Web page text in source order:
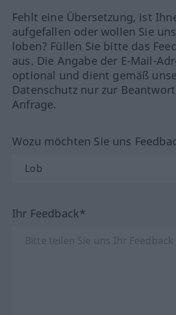
Fehlt eine Übersetzung, ist
aufgefallen oder wollen Sie
loben? Füllen Sie bitte das
aus. Die Angabe der E-Mail-
optional und dient gemäß
Datenschutz nur zur
Anfrage.
Wozu möchten Sie uns
Ihr Feedback*